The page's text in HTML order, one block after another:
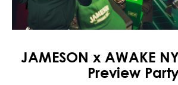
JAMESON x AWAKE
Preview